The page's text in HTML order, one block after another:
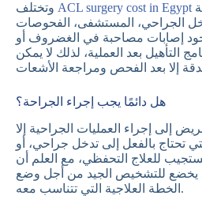
ACL surgery cost in Egypt
الجراحي، المستشفى، الفحوصات
إصابات مصاحبة في الغضروف أو
التأهيل بعد العملية، لذلك لا يمكن
هل دائمًا يجب إجراء الجراحة؟
إلى إجراء العمليات الجراحية إلا
تحتاج بالفعل إلى تدخل جراحي، أو
تستجيب للعلاج التحفظي، مع العلم أن
يخضع للتشخيص الجيد من أجل وضع
الخطة العلاجية التي تتناسب معه.